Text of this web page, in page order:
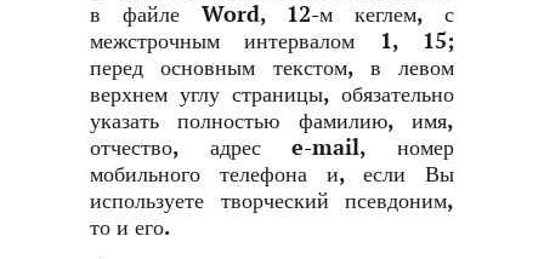
в файле Word, 12-м кеглем, с
межстрочным интервалом 1, 15;
перед основным текстом, в левом
верхнем углу страницы, обязательно
указать полностью фамилию, имя,
отчество, адрес e-mail, номер
мобильного телефона и, если Вы
используете творческий псевдоним,
то и его.